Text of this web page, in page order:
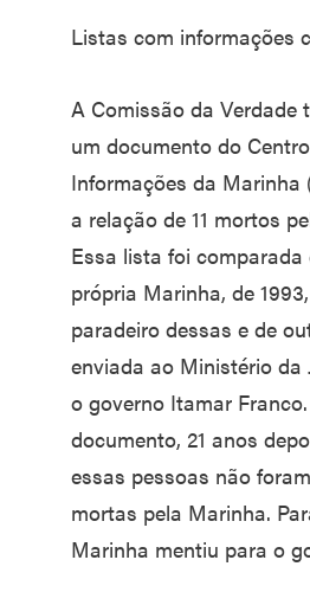
Listas com informações
A Comissão da Verdade
um documento do
Informações da Marinha
a relação de 11 mortos
Essa lista foi
própria Marinha, de
paradeiro dessas e de
enviada ao Ministério da
o governo Itamar
documento, 21 anos
essas pessoas não
mortas pela Marinha.
Marinha mentiu para o